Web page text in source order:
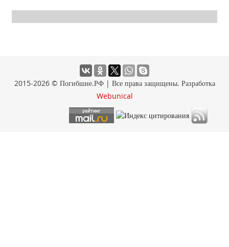
2015-2026 © Погибшие.РФ | Все права защищены. Разработка
Webunical